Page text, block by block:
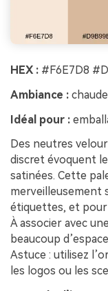
HEX : #F6E7D8
Ambiance :
Idéal pour :
Des neutres
discret évoquent
satinées. Cette
merveilleusement
étiquettes, et pour
À associer avec
beaucoup
Astuce : utilisez
les logos ou les